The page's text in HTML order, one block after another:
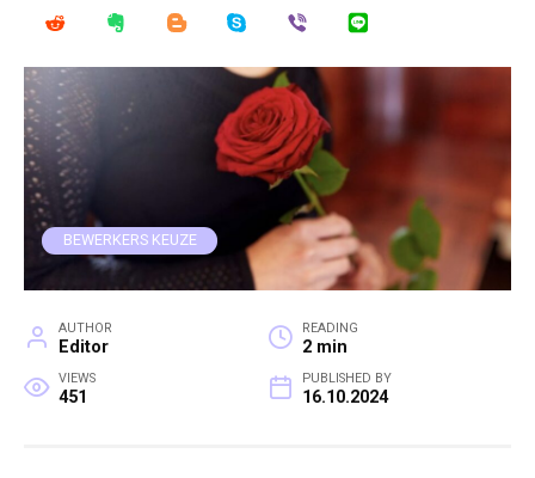
BEWERKERS KEUZE
AUTHOR
Editor
READING
2 min
VIEWS
451
PUBLISHED BY
16.10.2024